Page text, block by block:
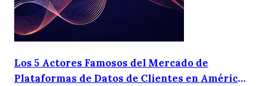
Los 5 Actores Famosos del Mercado de
Plataformas de Datos de Clientes en América